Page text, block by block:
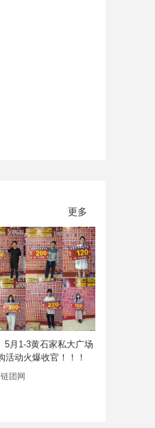
更多
5月1-3黄石家私大广场
活动火爆收官！！！
团网